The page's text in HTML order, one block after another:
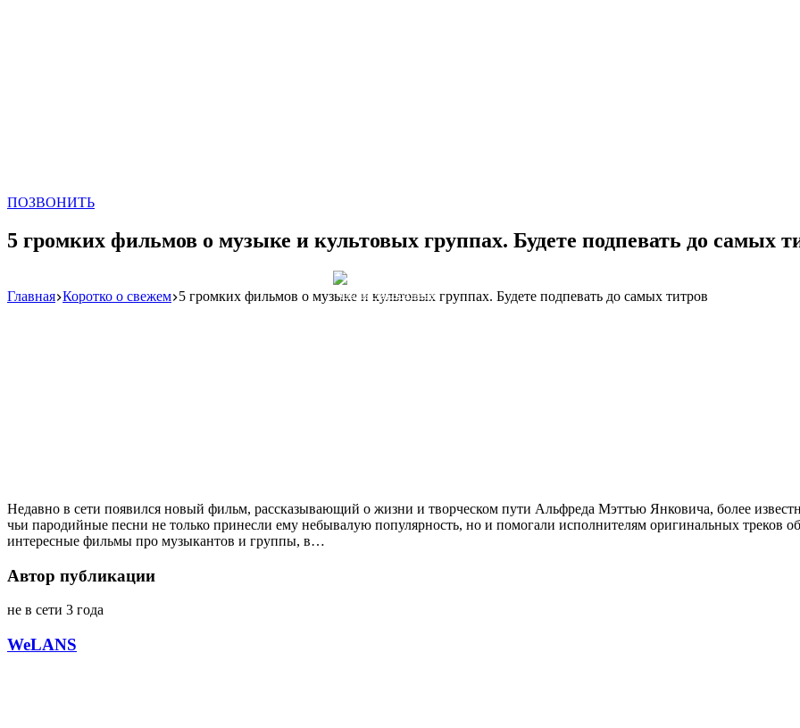
ПОЗВОНИТЬ
5 громких фильмов о музыке и культовых группах. Будете подпевать до самых
Реклама: WeLANS облако
Главная Коротко о свежем 5 громких фильмов о музыке и культовых группах. Будете подпевать до самых титров
Недавно в сети появился новый фильм, рассказывающий о жизни и творческом пути Альфреда Мэттью Янковича, более
чьи пародийные песни не только принесли ему небывалую популярность, но и помогали исполнителям оригинальных треков
интересные фильмы про музыкантов и группы, в…
Автор публикации
не в сети 3 года
WeLANS